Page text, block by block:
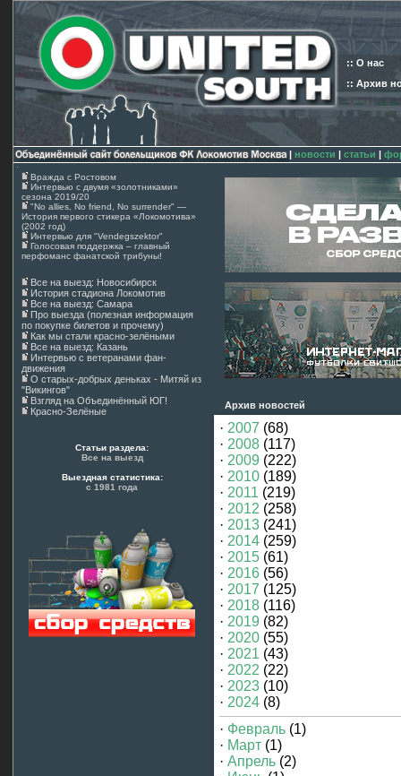
:: О нас
:: Архив
| новости | статьи |
Вражда с Ростовом
Интервью с двумя «золотниками»
сезона 2019/20
"No allies, No friend, No surrender" —
История первого стикера «Локомотива»
(2002 год)
Интервью для "Vendegszektor"
Голосовая поддержка – главный
перфоманс фанатской трибуны!
Все на выезд: Новосибирск
История стадиона Локомотив
Все на выезд: Самара
Про выезда (полезная информация
по покупке билетов и прочему)
Как мы стали красно-зелёными
Все на выезд: Казань
Интервью с ветеранами фан-
движения
О старых-добрых деньках - Митяй из
"Викингов"
Взгляд на Объединённый ЮГ!
Красно-Зелёные
Статьи раздела:
Все на выезд
Выездная статистика:
с 1981 года
Архив новостей
· 2007 (68)
· 2008 (117)
· 2009 (222)
· 2010 (189)
· 2011 (219)
· 2012 (258)
· 2013 (241)
· 2014 (259)
· 2015 (61)
· 2016 (56)
· 2017 (125)
· 2018 (116)
· 2019 (82)
· 2020 (55)
· 2021 (43)
· 2022 (22)
· 2023 (10)
· 2024 (8)
· Февраль (1)
· Март (1)
· Апрель (2)